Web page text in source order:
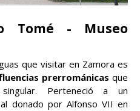
Tomé - Museo
que visitar en Zamora es
prerrománicas que
Perteneció a un
donado por Alfonso VII en